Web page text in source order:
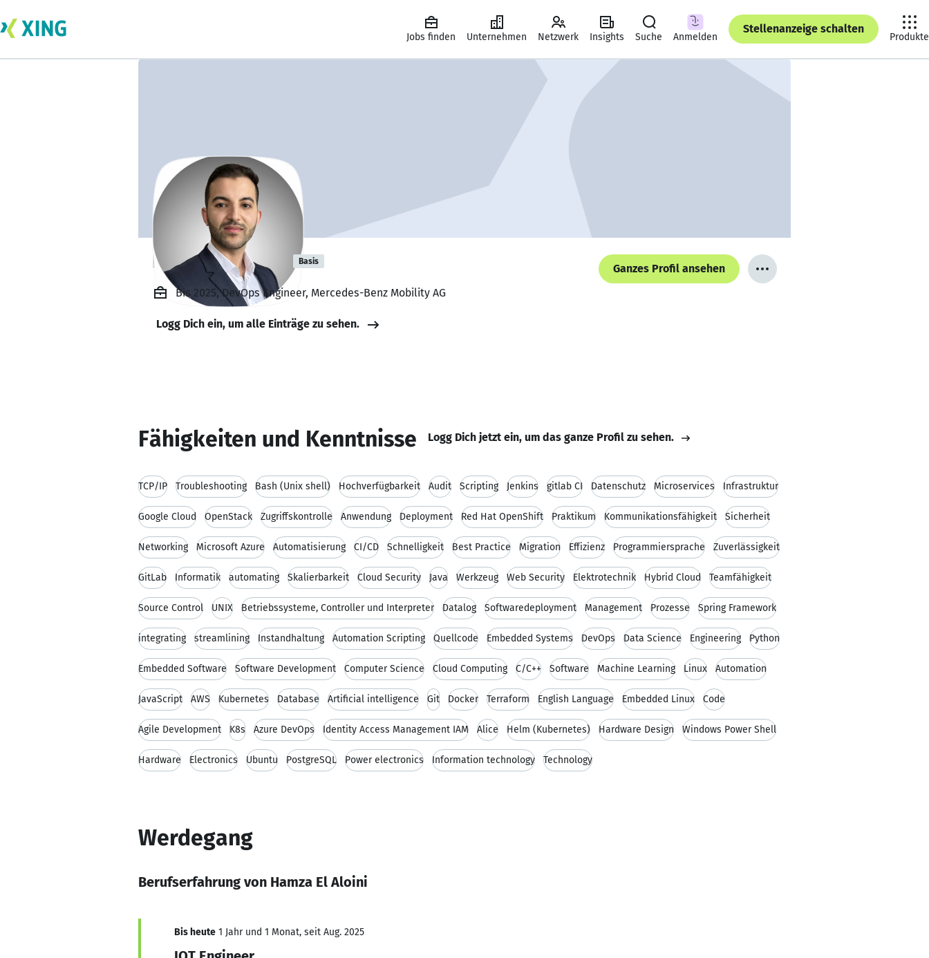
Jobs finden Unternehmen Netzwerk Insights Suche Anmelden
Stellenanzeige schalten
Produkte
Hamza El Aloini Basis
Ganzes Profil ansehen
Bis 2025, DevOps Engineer, Mercedes-Benz Mobility AG
Logg Dich ein, um alle Einträge zu sehen.
Fähigkeiten und Kenntnisse Logg Dich jetzt ein, um das ganze Profil zu sehen.
TCP/IP Troubleshooting Bash (Unix shell) Hochverfügbarkeit Audit Scripting Jenkins gitlab CI Datenschutz Microservices Infrastruktur
Google Cloud OpenStack Zugriffskontrolle Anwendung Deployment Red Hat OpenShift Praktikum Kommunikationsfähigkeit Sicherheit
Networking Microsoft Azure Automatisierung CI/CD Schnelligkeit Best Practice Migration Effizienz Programmiersprache Zuverlässigkeit
GitLab Informatik automating Skalierbarkeit Cloud Security Java Werkzeug Web Security Elektrotechnik Hybrid Cloud Teamfähigkeit
Source Control UNIX Betriebssysteme, Controller und Interpreter Datalog Softwaredeployment Management Prozesse Spring Framework
integrating streamlining Instandhaltung Automation Scripting Quellcode Embedded Systems DevOps Data Science Engineering Python
Embedded Software Software Development Computer Science Cloud Computing C/C++ Software Machine Learning Linux Automation
JavaScript AWS Kubernetes Database Artificial intelligence Git Docker Terraform English Language Embedded Linux Code
Agile Development K8s Azure DevOps Identity Access Management IAM Alice Helm (Kubernetes) Hardware Design Windows Power Shell
Hardware Electronics Ubuntu PostgreSQL Power electronics Information technology Technology
Werdegang
Berufserfahrung von Hamza El Aloini
Bis heute 1 Jahr und 1 Monat, seit Aug. 2025